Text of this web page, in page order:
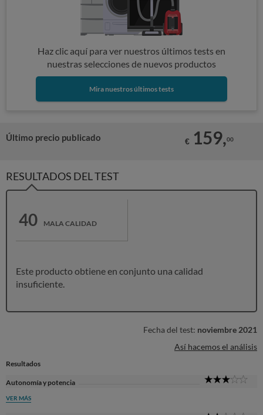
Haz clic aquí para ver nuestros últimos tests en
nuestras selecciones de nuevos productos
Mira nuestros últimos tests
Último precio publicado € 159,00
RESULTADOS DEL TEST
40 MALA CALIDAD
Este producto obtiene en conjunto una calidad
insuficiente.
Fecha del test: noviembre 2021
Así hacemos el análisis
Resultados
Autonomía y potencia
VER MÁS